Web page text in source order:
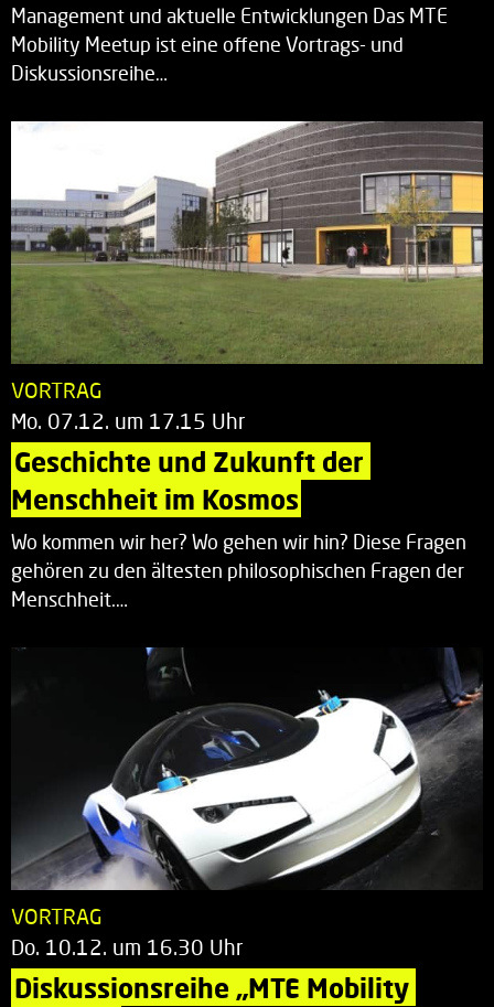
Management und aktuelle Entwicklungen Das MTE
Mobility Meetup ist eine offene Vortrags- und
Diskussionsreihe…
VORTRAG
Mo. 07.12. um 17.15 Uhr
Geschichte und Zukunft der
Menschheit im Kosmos
Wo kommen wir her? Wo gehen wir hin? Diese Fragen
gehören zu den ältesten philosophischen Fragen der
Menschheit.…
VORTRAG
Do. 10.12. um 16.30 Uhr
Diskussionsreihe „MTE Mobility